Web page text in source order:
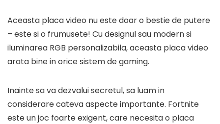
Aceasta placa video nu este doar o bestie de putere
– este si o frumusete! Cu designul sau modern si
iluminarea RGB personalizabila, aceasta placa video
arata bine in orice sistem de gaming.
Inainte sa va dezvalui secretul, sa luam in
considerare cateva aspecte importante. Fortnite
este un joc foarte exigent, care necesita o placa